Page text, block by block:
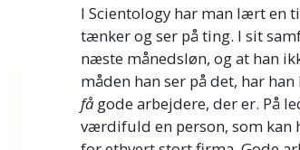
I Scientology har man lært en
tænker og ser på ting. I sit
næste månedsløn, og at han
måden han ser på det, har
få gode arbejdere, der er. På
værdifuld en person, som kan